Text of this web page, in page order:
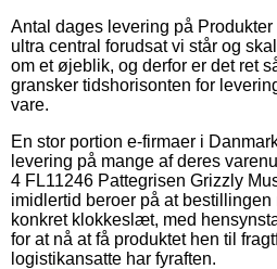
Antal dages levering på
ultra central forudsat vi står og
om et øjeblik, og derfor er det ret
gransker tidshorisonten for
vare.
En stor portion e-firmaer i
levering på mange af deres
4 FL11246 Pattegrisen Grizzly
imidlertid beroer på at
konkret klokkeslæt, med
for at nå at få produktet hen til
logistikansatte har fyraften.